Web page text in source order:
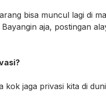
bisa muncul lagi di
aja, postingan
kok jaga privasi kita di